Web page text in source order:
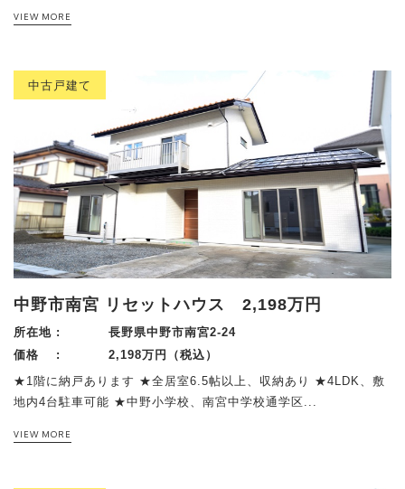
VIEW MORE
中古戸建て
中野市南宮 リセットハウス 2,198万円
所在地 :
長野県中野市南宮2-24
価格 :
2,198万円（税込）
★1階に納戸あります ★全居室6.5帖以上、収納あり ★4LDK、敷
地内4台駐車可能 ★中野小学校、南宮中学校通学区...
VIEW MORE